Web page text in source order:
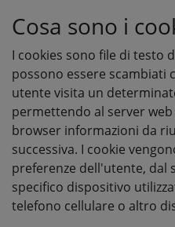
Cosa sono i
I cookies sono file di testo
possono essere scambiati
utente visita un
permettendo al server
browser informazioni da
successiva. I cookie
preferenze dell'utente, dal
specifico dispositivo
telefono cellulare o altro